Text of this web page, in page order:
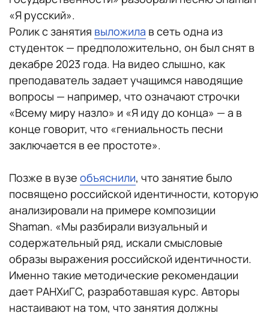
«Я русский».
Ролик с занятия выложила в сеть одна из
студенток — предположительно, он был снят в
декабре 2023 года. На видео слышно, как
преподаватель задает учащимся наводящие
вопросы — например, что означают строчки
«Всему миру назло» и «Я иду до конца» — а в
конце говорит, что «гениальность песни
заключается в ее простоте».
Позже в вузе объяснили, что занятие было
посвящено российской идентичности, которую
анализировали на примере композиции
Shaman. «Мы разбирали визуальный и
содержательный ряд, искали смысловые
образы выражения российской идентичности.
Именно такие методические рекомендации
дает РАНХиГС, разработавшая курс. Авторы
настаивают на том, что занятия должны